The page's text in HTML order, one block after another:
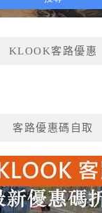
KLOOK客路優惠
客路優惠碼自取